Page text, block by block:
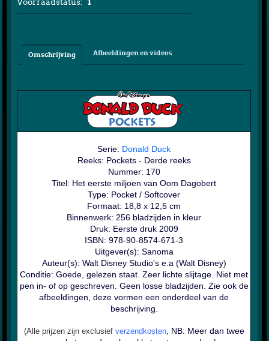
Omschrijving Afbeeldingen en videos
Serie: Donald Duck
Reeks: Pockets - Derde reeks
Nummer: 170
Titel: Het eerste miljoen van Oom Dagobert
Type: Pocket / Softcover
Formaat: 18,8 x 12,5 cm
Binnenwerk: 256 bladzijden in kleur
Druk: Eerste druk 2009
ISBN: 978-90-8574-671-3
Uitgever(s): Sanoma
Auteur(s): Walt Disney Studio's e.a (Walt Disney)
Conditie: Goede, gelezen staat. Zeer lichte slijtage. Niet met
pen in- of op geschreven. Geen losse bladzijden. Zie ook de
afbeeldingen, deze vormen een onderdeel van de
beschrijving.
(Alle prijzen zijn exclusief verzendkosten, NB: Meer dan twee